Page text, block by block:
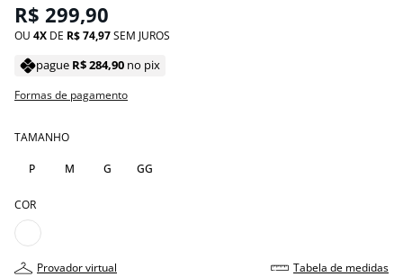
R$ 299,90
OU 4 DE R$74,97SEM JUROS
pague R$284,90 no pix
Formas de pagamento
TAMANHO
P M G GG
COR
provador virtual tabela de medidas